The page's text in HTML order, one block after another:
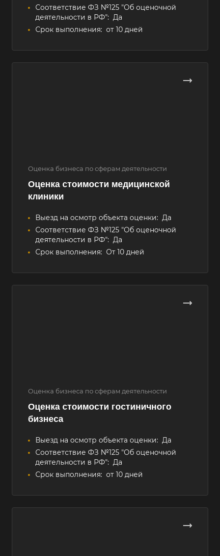
Соответствие ФЗ №125 "Об оценочной
деятельности в РФ": Да
Срок выполнения: от 10 дней
Оценка бизнеса по сферам деятельности
Оценка стоимости медицинской
клиники
Выезд на осмотр объекта оценки: Да
Соответствие ФЗ №125 "Об оценочной
деятельности в РФ": Да
Срок выполнения: От 10 дней
Оценка бизнеса по сферам деятельности
Оценка стоимости гостиничного
бизнеса
Выезд на осмотр объекта оценки: Да
Соответствие ФЗ №125 "Об оценочной
деятельности в РФ": Да
Срок выполнения: от 10 дней